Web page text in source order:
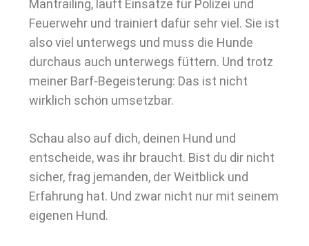
Mantrailing, läuft Einsätze für Polizei und
Feuerwehr und trainiert dafür sehr viel. Sie ist
also viel unterwegs und muss die Hunde
durchaus auch unterwegs füttern. Und trotz
meiner Barf-Begeisterung: Das ist nicht
wirklich schön umsetzbar.
Schau also auf dich, deinen Hund und
entscheide, was ihr braucht. Bist du dir nicht
sicher, frag jemanden, der Weitblick und
Erfahrung hat. Und zwar nicht nur mit seinem
eigenen Hund.